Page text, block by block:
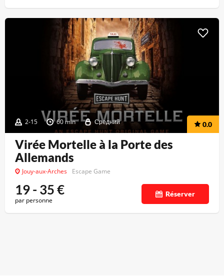
2-15 60 min Средний 0.0
Virée Mortelle à la Porte des
Allemands
Jouy-aux-Arches Escape Game
19 - 35€
par personne
Réserver